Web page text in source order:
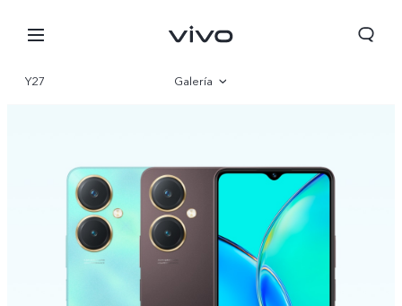
Y27 Galería
Especificaciones